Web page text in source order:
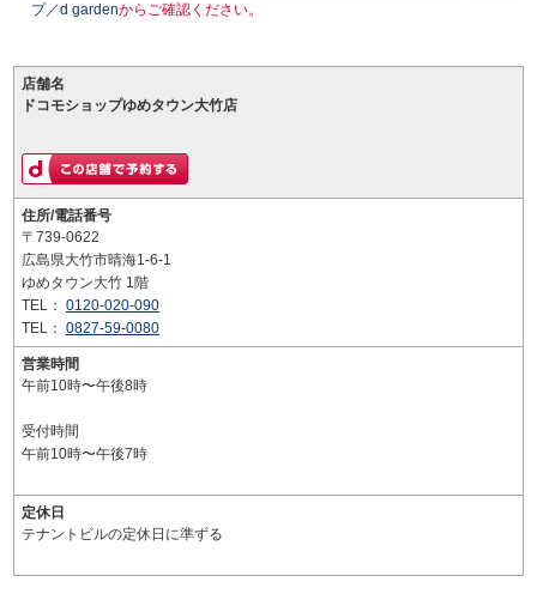
プ／d gardenからご確認ください。
店舗名
ドコモショップゆめタウン大竹店
住所/電話番号
〒739-0622
広島県大竹市晴海1-6-1
ゆめタウン大竹 1階
TEL： 0120-020-090
TEL： 0827-59-0080
営業時間
午前10時〜午後8時
受付時間
午前10時〜午後7時
定休日
テナントビルの定休日に準ずる